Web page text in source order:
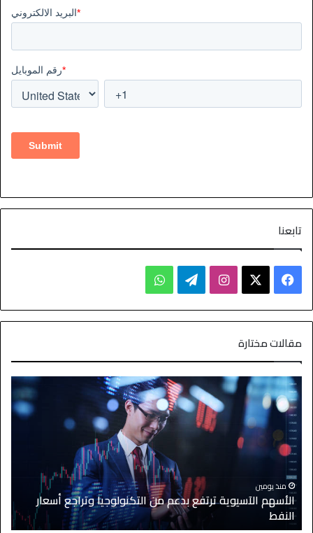
تابعنا
مقالات مختارة
منذ يومين
الأسهم الآسيوية ترتفع بدعم من التكنولوجيا وتراجع أسعار
النفط